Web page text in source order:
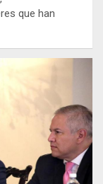
que han